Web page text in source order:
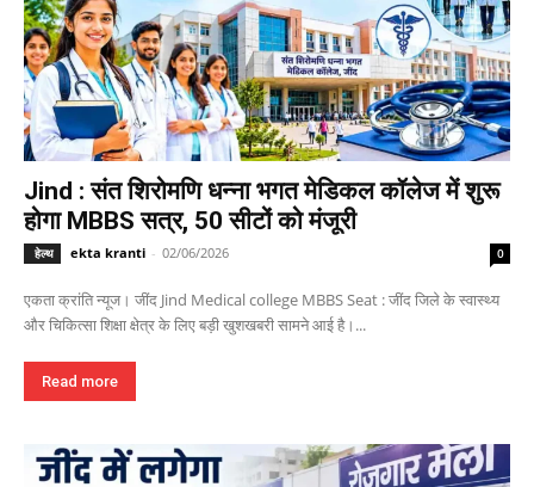
Jind : संत शिरोमणि धन्ना भगत मेडिकल कॉलेज में शुरू
होगा MBBS सत्र, 50 सीटों को मंजूरी
हेल्थ ekta kranti - 02/06/2026 0
एकता क्रांति न्यूज। जींद Jind Medical college MBBS Seat : जींद जिले के स्वास्थ्य
और चिकित्सा शिक्षा क्षेत्र के लिए बड़ी खुशखबरी सामने आई है।...
Read more